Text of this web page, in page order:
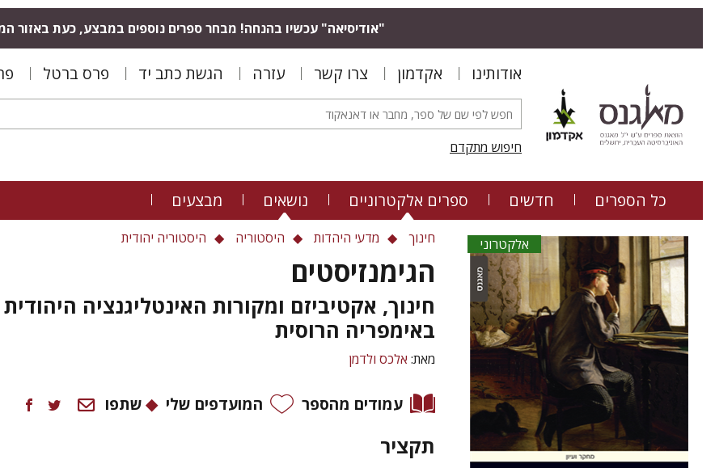
"אודיסיאה" עכשיו בהנחה! מבחר ספרים נוספים במבצע, כעת באזור
אודותינו אקדמון צרו קשר עזרה הגשת כתב יד פרס ברטל
חיפוש מתקדם
כל הספרים חדשים ספרים אלקטרוניים נושאים מבצעים
אלקטרוני חינוך מדעי היהדות היסטוריה היסטוריה יהודית
הגימנזיסטים
חינוך, אקטיביזם ומקורות האינטליגנציה היהודית
באימפריה הרוסית
מאת: אלכס ולדמן
עמודים מהספר המועדפים שלי שתפו
תקציר